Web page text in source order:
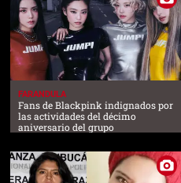
FARANDULA
Fans de Blackpink indignados por
las actividades del décimo
aniversario del grupo